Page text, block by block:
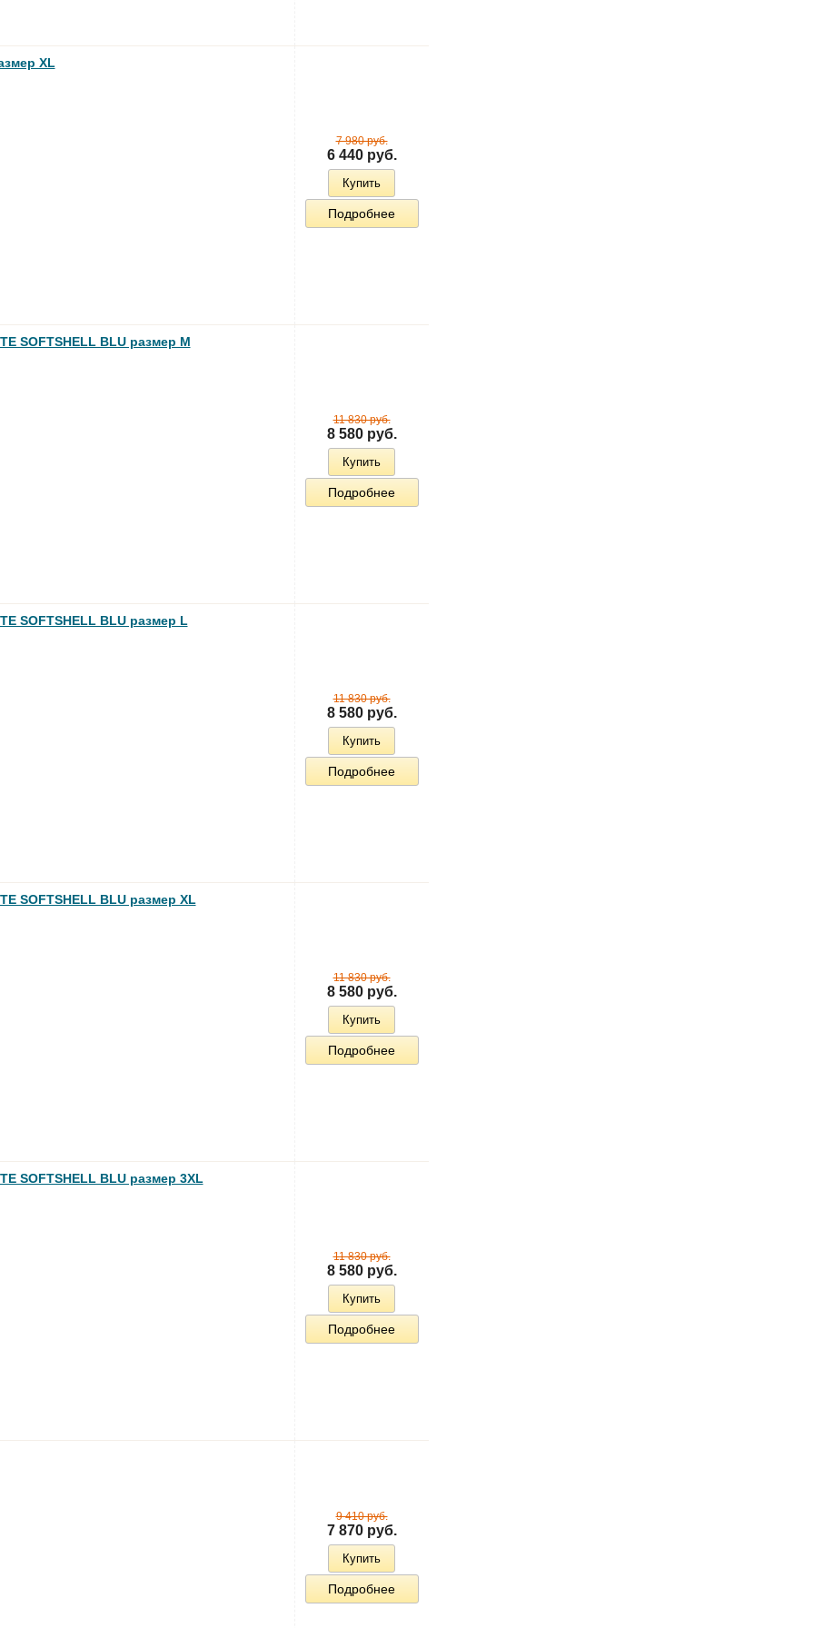
XL
7 980 руб.
6 440 руб.
Купить
Подробнее
SOFTSHELL BLU размер M
11 830 руб.
8 580 руб.
Купить
Подробнее
SOFTSHELL BLU размер L
11 830 руб.
8 580 руб.
Купить
Подробнее
SOFTSHELL BLU размер XL
11 830 руб.
8 580 руб.
Купить
Подробнее
SOFTSHELL BLU размер 3XL
11 830 руб.
8 580 руб.
Купить
Подробнее
9 410 руб.
7 870 руб.
Купить
Подробнее